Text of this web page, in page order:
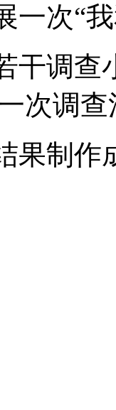
一次“
干调
次调查
果制